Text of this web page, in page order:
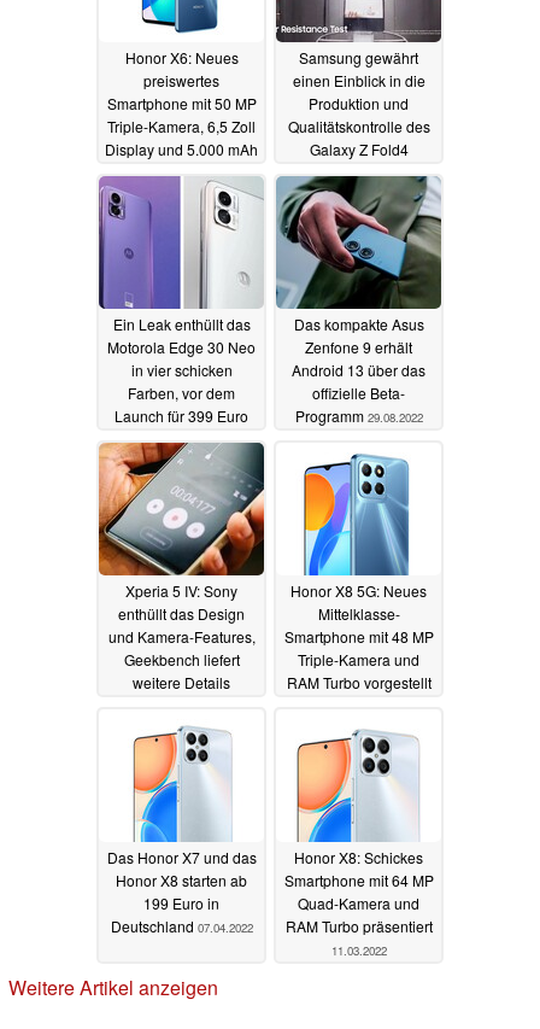
Honor X6: Neues
preiswertes
Smartphone mit 50 MP
Triple-Kamera, 6,5 Zoll
Display und 5.000 mAh
Akku19.09.2022
Samsung gewährt
einen Einblick in die
Produktion und
Qualitätskontrolle des
Galaxy Z Fold4
29.08.2022
Ein Leak enthüllt das
Motorola Edge 30 Neo
in vier schicken
Farben, vor dem
Launch für 399 Euro
29.08.2022
Das kompakte Asus
Zenfone 9 erhält
Android 13 über das
offizielle Beta-
Programm 29.08.2022
Xperia 5 IV: Sony
enthüllt das Design
und Kamera-Features,
Geekbench liefert
weitere Details
Honor X8 5G: Neues
Mittelklasse-
Smartphone mit 48 MP
Triple-Kamera und
RAM Turbo vorgestellt
Das Honor X7 und das
Honor X8 starten ab
199 Euro in
Deutschland 07.04.2022
Honor X8: Schickes
Smartphone mit 64 MP
Quad-Kamera und
RAM Turbo präsentiert
11.03.2022
Weitere Artikel anzeigen